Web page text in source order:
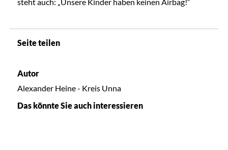
Seite teilen
Autor
Alexander Heine - Kreis Unna
Das könnte Sie auch interessieren